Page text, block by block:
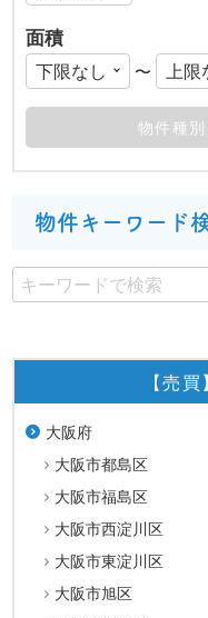
面積
〜
物件キーワード
【売
大阪府
大阪市都島区
大阪市福島区
大阪市西淀川区
大阪市東淀川区
大阪市旭区